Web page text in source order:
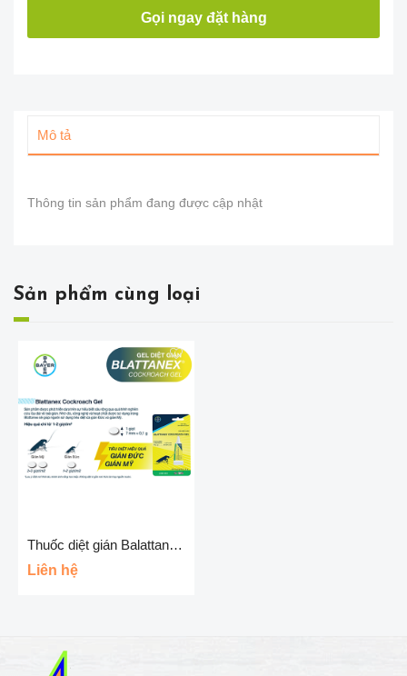
Gọi ngay đặt hàng
Mô tả
Thông tin sản phẩm đang được cập nhật
Sản phẩm cùng loại
Thuốc diệt gián Balattanex - Bayer Đức
Liên hệ